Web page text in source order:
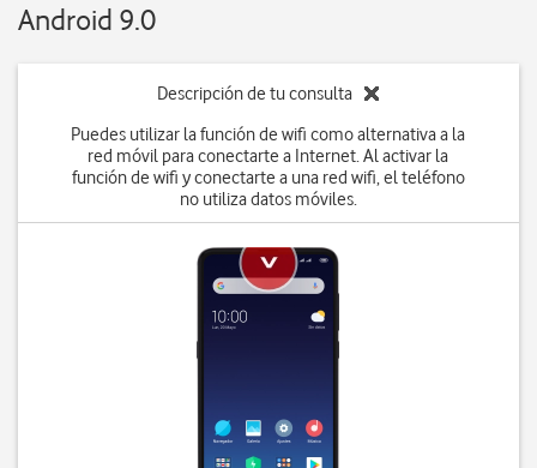
Android 9.0
Descripción de tu consulta
Puedes utilizar la función de wifi como alternativa a la
red móvil para conectarte a Internet. Al activar la
función de wifi y conectarte a una red wifi, el teléfono
no utiliza datos móviles.